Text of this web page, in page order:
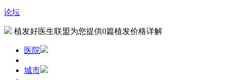
论坛
植发好医生联盟为您提供0篇植发价格详解
医院
城市